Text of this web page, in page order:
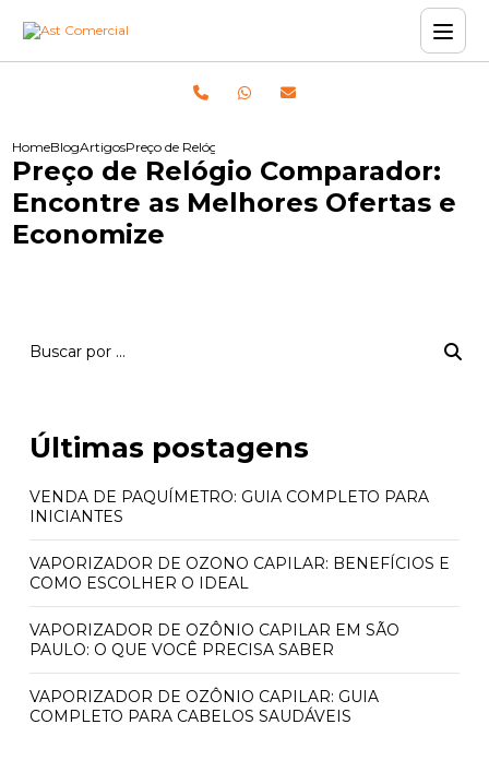
HomeBlogArtigosPreço de Relógio Comparador: Encontre as Melhores
Preço de Relógio Comparador:
Encontre as Melhores Ofertas e
Economize
Últimas postagens
VENDA DE PAQUÍMETRO: GUIA COMPLETO PARA
INICIANTES
VAPORIZADOR DE OZONO CAPILAR: BENEFÍCIOS E
COMO ESCOLHER O IDEAL
VAPORIZADOR DE OZÔNIO CAPILAR EM SÃO
PAULO: O QUE VOCÊ PRECISA SABER
VAPORIZADOR DE OZÔNIO CAPILAR: GUIA
COMPLETO PARA CABELOS SAUDÁVEIS